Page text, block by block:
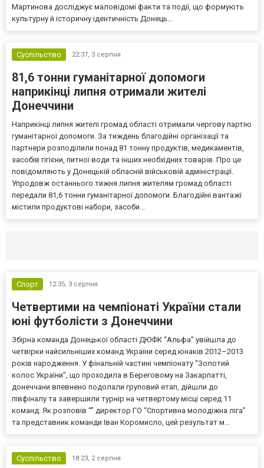
Мартинова досліджує маловідомі факти та події, що формують
культурну й історичну ідентичність Донець...
Суспільство 22:37, 3 серпня
81,6 тонни гуманітарної допомоги
наприкінці липня отримали жителі
Донеччини
Наприкінці липня жителі громад області отримали чергову партію
гуманітарної допомоги. За тиждень благодійні організації та
партнери розподілили понад 81 тонну продуктів, медикаментів,
засобів гігієни, питної води та інших необхідних товарів. Про це
повідомляють у Донецькій обласній військовій адміністрації.
Упродовж останнього тижня липня жителям громад області
передали 81,6 тонни гуманітарної допомоги. Благодійні вантажі
містили продуктові набори, засоби...
Спорт 12:35, 3 серпня
Четвертими на чемпіонаті України стали
юні футболісти з Донеччини
Збірна команда Донецької області ДЮФК “Альфа” увійшла до
четвірки найсильніших команд України серед юнаків 2012–2013
років народження. У фінальній частині чемпіонату “Золотий
колос України”, що проходила в Береговому на Закарпатті,
донеччани впевнено подолали груповий етап, дійшли до
півфіналу та завершили турнір на четвертому місці серед 11
команд. Як розповів “” директор ГО “Спортивна молодіжна ліга”
та представник команди Іван Коромисло, цей результат м...
Суспільство 18:23, 2 серпня